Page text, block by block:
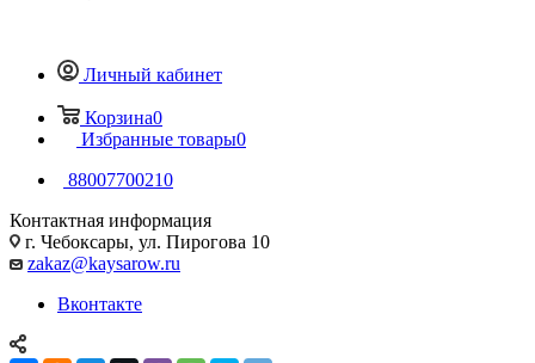
Личный кабинет
Корзина0
Избранные товары0
88007700210
Контактная информация
г. Чебоксары, ул. Пирогова 10
zakaz@kaysarow.ru
Вконтакте